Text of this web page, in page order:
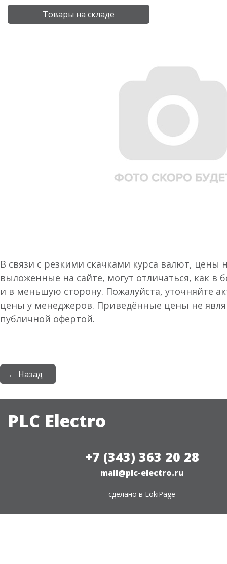
Товары на складе
В связи с резкими скачками курса валют, цены
выложенные на сайте, могут отличаться, как в
и в меньшую сторону. Пожалуйста, уточняйте
цены у менеджеров. Приведённые цены не
публичной офертой.
← Назад
PLC Electro
+7 (343) 363 20 28
mail@plc-electro.ru
сделано в LokiPage